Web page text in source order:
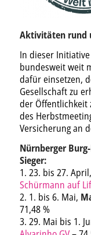
Aktivitäten rund
In dieser
bundesweit weit
dafür einsetzen,
Gesellschaft zu
der Öffentlichkeit
des
Versicherung an
Nürnberger
Sieger:
1. 23. bis 27. April,
Schürmann auf
2. 1. bis 6. Mai,
71,48 %
3. 29. Mai bis 1.